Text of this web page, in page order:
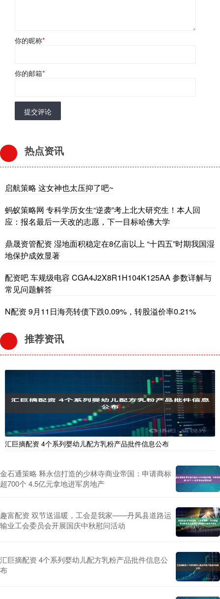
你的昵称*
你的邮箱*
提交评论
热点资讯
启航策略 这女神也太压抑了吧~
蚂蚁策略网 专科学历女生“逆袭”考上北大研究生！本人回
应：报名最后一天改的志愿，下一目标哈佛大学
鼎晟资管配资 湿地面积稳定在8亿亩以上 “十四五”时期我国湿
地保护成效显著
配资吧 车规级电容 CGA4J2X8R1H104K125AA 参数详解与
常见问题解答
N配资 9月11日海亮转债下跌0.09%，转股溢价率0.21%
推荐资讯
汇巨摘配资 4个系列婴幼儿配方乳粉产品批件信息公布
金石通策略 释永信打造的少林寺商业帝国：申请商标
超700个 4.5亿元拿地进军房地产
趣富配资 双节送温暖，工会是我家——丹凤县道路运
输业工会委员会开展国庆中秋慰问活动
汇巨摘配资 4个系列婴幼儿配方乳粉产品批件信息公
布